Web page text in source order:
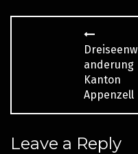
navigation
Dreiseenw
anderung
Kanton
Appenzell
Leave a Reply